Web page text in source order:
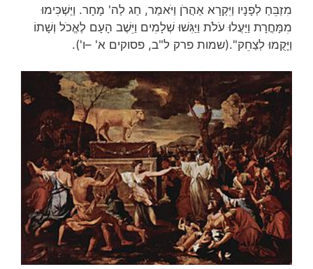
מִזְבֵּחַ לְפָנָיו וַיִּקְרָא אַהֲרֹן וַיֹּאמַר, חַג לַה' מָחָר. וַיַּשְׁכִּימוּ
מִמָּחֳרָת וַיַּעֲלוּ עֹלֹת וַיַּגִּשׁוּ שְׁלָמִים וַיֵּשֶׁב הָעָם לֶאֱכֹל וְשָׁתוֹ
וַיָּקֻמוּ לְצַחֵק".(שמות פרק ל"ב, פסוקים א' –ו').